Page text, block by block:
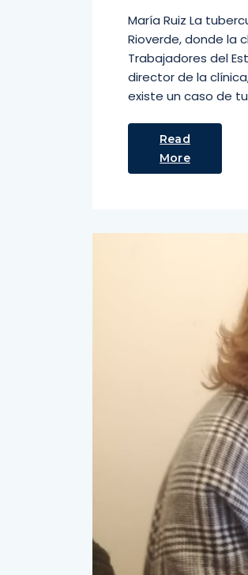
María Ruiz La
Rioverde, donde la
Trabajadores del
director de la
existe un caso de
Read
More